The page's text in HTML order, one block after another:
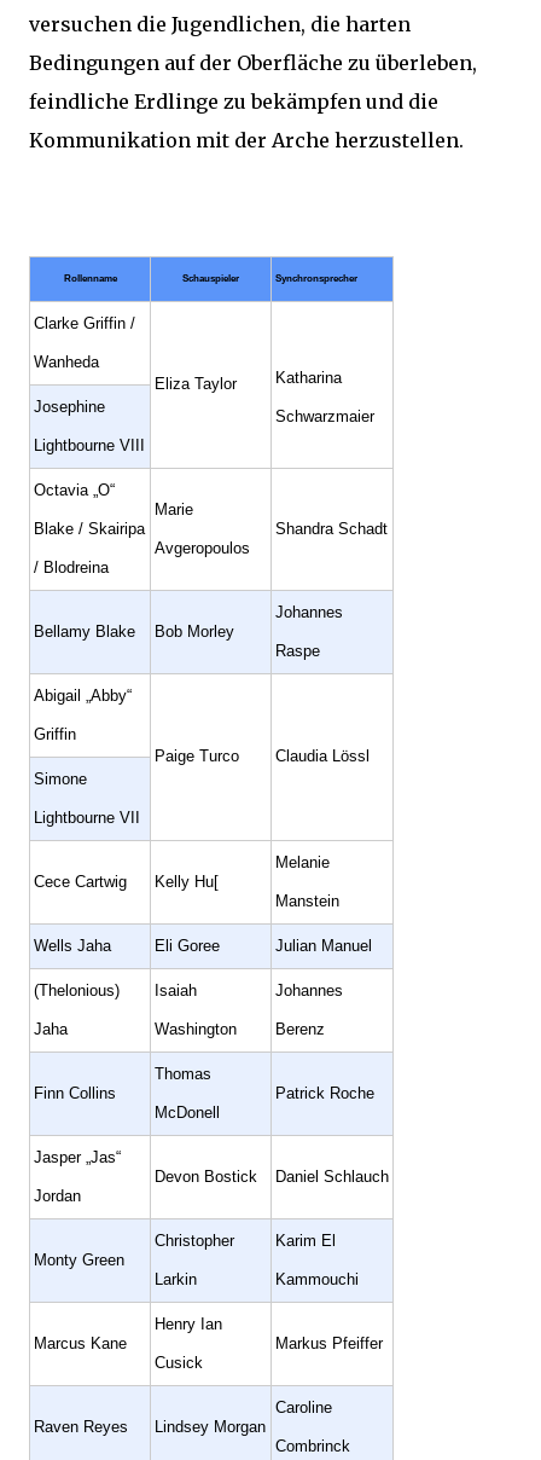
versuchen die Jugendlichen, die harten
Bedingungen auf der Oberfläche zu überleben,
feindliche Erdlinge zu bekämpfen und die
Kommunikation mit der Arche herzustellen.
Rollenname Schauspieler Synchronsprecher
Clarke Griffin /
Wanheda
Eliza Taylor
Katharina
Schwarzmaier
Josephine
Lightbourne VIII
Octavia „O“
Blake / Skairipa
/ Blodreina
Marie
Avgeropoulos
Shandra Schadt
Bellamy Blake Bob Morley
Johannes
Raspe
Abigail „Abby“
Griffin
Paige Turco
Claudia Lössl
Simone
Lightbourne VII
Cece Cartwig Kelly Hu[
Melanie
Manstein
Wells Jaha Eli Goree Julian Manuel
(Thelonious)
Jaha
Isaiah
Washington
Johannes
Berenz
Finn Collins
Thomas
McDonell
Patrick Roche
Jasper „Jas“
Jordan
Devon Bostick Daniel Schlauch
Monty Green
Christopher
Larkin
Karim El
Kammouchi
Marcus Kane
Henry Ian
Cusick
Markus Pfeiffer
Raven Reyes Lindsey Morgan
Caroline
Combrinck